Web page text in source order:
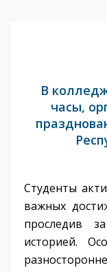
В
часы,
Студенты
важных
проследив
историей.